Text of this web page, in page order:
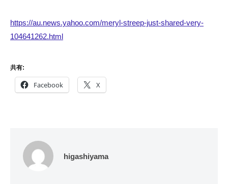
https://au.news.yahoo.com/meryl-streep-just-shared-very-
104641262.html
共有:
Facebook X
higashiyama